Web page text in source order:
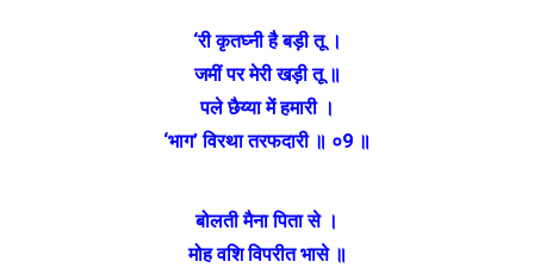
‘री कृतघ्नी है बड़ी तू ।
जमीं पर मेरी खड़ी तू ॥
पले छैय्या में हमारी ।
‘भाग’ विरथा तरफदारी ॥ ०9 ॥
बोलती मैना पिता से ।
मोह वशि विपरीत भासे ॥